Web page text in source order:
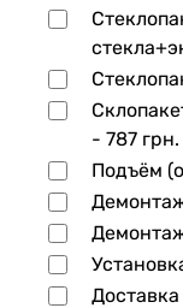
- 787 грн.
Подъём